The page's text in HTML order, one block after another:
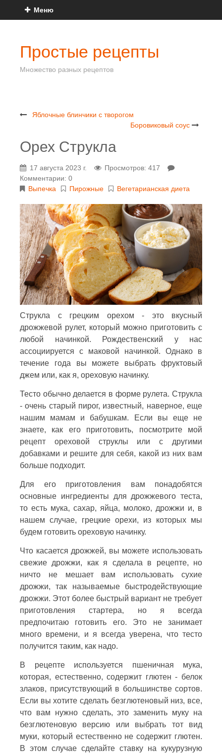
Меню
Простые рецепты
Множество разных рецептов
Яблочные блинчики с творогом
Боровиковый соус
Орех Струкла
17 августа 2023 г.
Просмотров: 417
Комментарии: 0
Выпечка
Пирожные Вегетарианская диета
Струкла с грецким орехом - это вкусный
дрожжевой рулет, который можно приготовить с
любой начинкой. Рождественский у нас
ассоциируется с маковой начинкой. Однако в
течение года вы можете выбрать фруктовый
джем или, как я, ореховую начинку.
Тесто обычно делается в форме рулета. Струкла
- очень старый пирог, известный, наверное, еще
нашим мамам и бабушкам. Если вы еще не
знаете, как его приготовить, посмотрите мой
рецепт ореховой струклы или с другими
добавками и решите для себя, какой из них вам
больше подходит.
Для его приготовления вам понадобятся
основные ингредиенты для дрожжевого теста,
то есть мука, сахар, яйца, молоко, дрожжи и, в
нашем случае, грецкие орехи, из которых мы
будем готовить ореховую начинку.
Что касается дрожжей, вы можете использовать
свежие дрожжи, как я сделала в рецепте, но
ничто не мешает вам использовать сухие
дрожжи, так называемые быстродействующие
дрожжи. Этот более быстрый вариант не требует
приготовления стартера, но я всегда
предпочитаю готовить его. Это не занимает
много времени, и я всегда уверена, что тесто
получится таким, как надо.
В рецепте используется пшеничная мука,
которая, естественно, содержит глютен - белок
злаков, присутствующий в большинстве сортов.
Если вы хотите сделать безглютеновый низ, все,
что вам нужно сделать, это заменить муку на
безглютеновую версию или выбрать тот вид
муки, который естественно не содержит глютен.
В этом случае сделайте ставку на кукурузную